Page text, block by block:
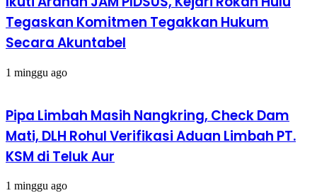
Tegaskan Komitmen Tegakkan Hukum
Secara Akuntabel
1 minggu ago
Pipa Limbah Masih Nangkring, Check Dam
Mati, DLH Rohul Verifikasi Aduan Limbah PT.
KSM di Teluk Aur
1 minggu ago